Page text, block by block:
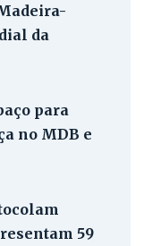
da
para
no MDB e
59